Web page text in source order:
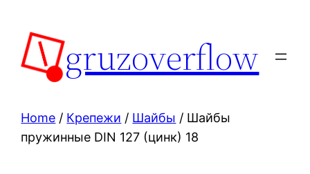
content
gruzoverflow
Home / Крепежи / Шайбы / Шайбы
пружинные DIN 127 (цинк) 18